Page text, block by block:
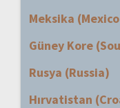
Meksika
Güney Kore
Rusya (Russia)
Hırvatistan